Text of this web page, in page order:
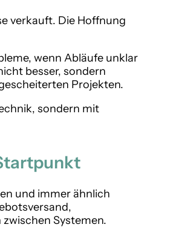
verkauft. Die Hoffnung
wenn Abläufe unklar
besser, sondern
Projekten.
sondern mit
und immer ähnlich
Systemen.